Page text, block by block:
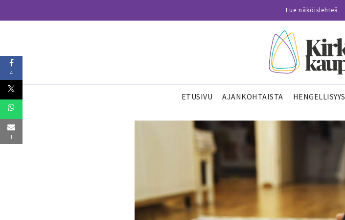
Lue näköislehteä
ETUSIVU AJANKOHTAISTA HENGELLISYYS
4
1